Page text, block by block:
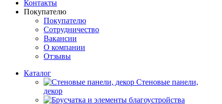
Контакты
Покупателю
Покупателю
Сотрудничество
Вакансии
О компании
Отзывы
Каталог
Стеновые панели,
декор